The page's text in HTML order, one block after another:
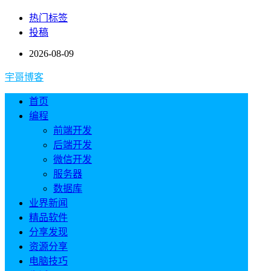
热门标签
投稿
2026-08-09
宇哥博客
首页
编程
前端开发
后端开发
微信开发
服务器
数据库
业界新闻
精品软件
分享发现
资源分享
电脑技巧